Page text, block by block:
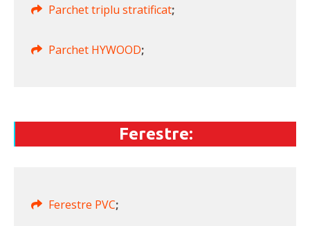
Parchet triplu stratificat;
Parchet HYWOOD;
Ferestre:
Ferestre PVC;